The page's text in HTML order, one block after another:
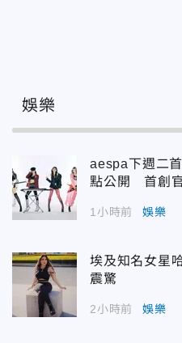
娛樂
aespa下週二
點公開 首創
1小時前 娛樂
埃及知名女星
震驚
2小時前 娛樂